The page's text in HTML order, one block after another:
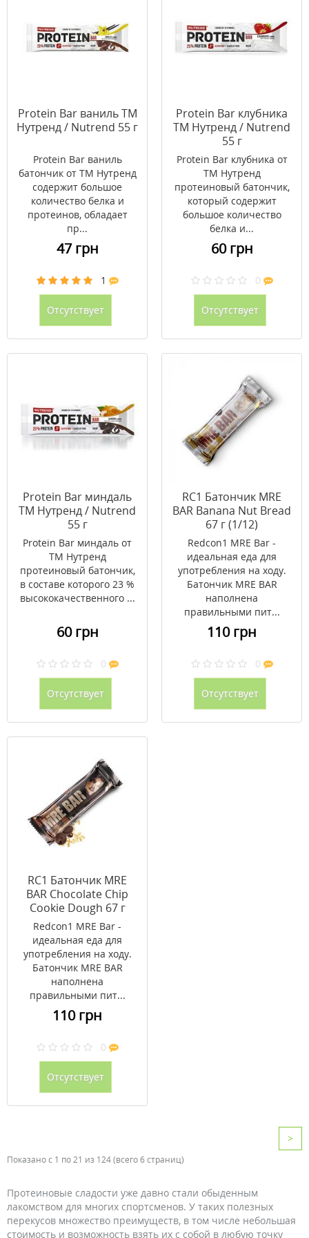
Protein Bar ваниль ТМ
Нутренд / Nutrend 55 г
Protein Bar ваниль
батончик от ТМ Нутренд
содержит большое
количество белка и
протеинов, обладает
пр...
47 грн
1
Отсутствует
Protein Bar клубника
ТМ Нутренд / Nutrend
55 г
Protein Bar клубника от
ТМ Нутренд
протеиновый батончик,
который содержит
большое количество
белка и...
60 грн
0
Отсутствует
Protein Bar миндаль
ТМ Нутренд / Nutrend
55 г
Protein Bar миндаль от
ТМ Нутренд
протеиновый батончик,
в составе которого 23 %
высококачественного ...
60 грн
0
Отсутствует
RC1 Батончик MRE
BAR Banana Nut Bread
67 г (1/12)
Redcon1 MRE Bar -
идеальная еда для
употребления на ходу.
Батончик MRE BAR
наполнена
правильными пит...
110 грн
0
Отсутствует
RC1 Батончик MRE
BAR Chocolate Chip
Cookie Dough 67 г
(1/12)
Redcon1 MRE Bar -
идеальная еда для
употребления на ходу.
Батончик MRE BAR
наполнена
правильными пит...
110 грн
0
Отсутствует
>
Показано с 1 по 21 из 124 (всего 6 страниц)
Протеиновые сладости уже давно стали обыденным
лакомством для многих спортсменов. У таких полезных
перекусов множество преимуществ, в том числе небольшая
стоимость и возможность взять их с собой в любую точку